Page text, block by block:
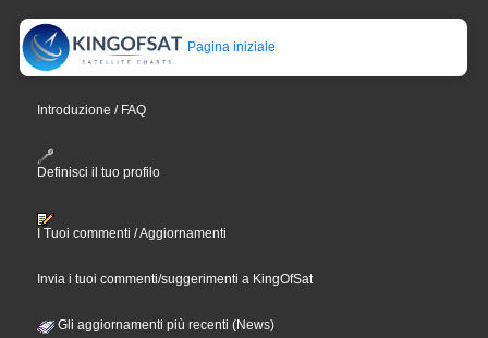
Pagina iniziale
Introduzione / FAQ
Definisci il tuo profilo
I Tuoi commenti / Aggiornamenti
Invia i tuoi commenti/suggerimenti a KingOfSat
Gli aggiornamenti più recenti (News)